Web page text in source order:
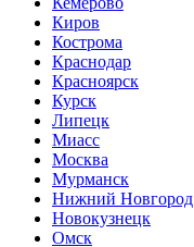
Киров
Кострома
Краснодар
Красноярск
Курск
Липецк
Миасс
Москва
Мурманск
Нижний Новгород
Новокузнецк
Омск